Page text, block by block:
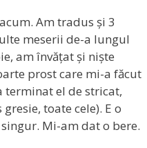
Am tradus și 3
meserii de-a lungul
am învățat și niște
prost care mi-a făcut
terminat el de stricat,
toate cele). E o
Mi-am dat o bere.